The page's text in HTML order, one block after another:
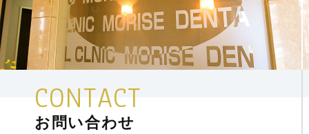
CONTACT
お問い合わせ